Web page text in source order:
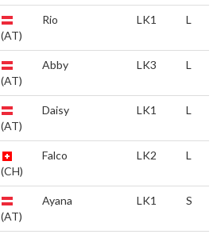
(AT)
Rio LK1 L
(AT)
Abby LK3 L
(AT)
Daisy LK1 L
(CH)
Falco LK2 L
(AT)
Ayana LK1 S